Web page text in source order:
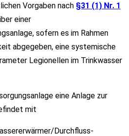
Vorgaben nach §31 (1) Nr. 1
einer
sofern es im Rahmen
abgegeben, eine systemische
Legionellen im Trinkwasser
eine Anlage zur
mit
Durchfluss-